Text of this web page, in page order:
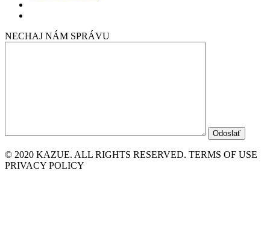
NECHAJ NÁM SPRÁVU
© 2020 KAZUE. ALL RIGHTS RESERVED. TERMS OF USE
PRIVACY POLICY